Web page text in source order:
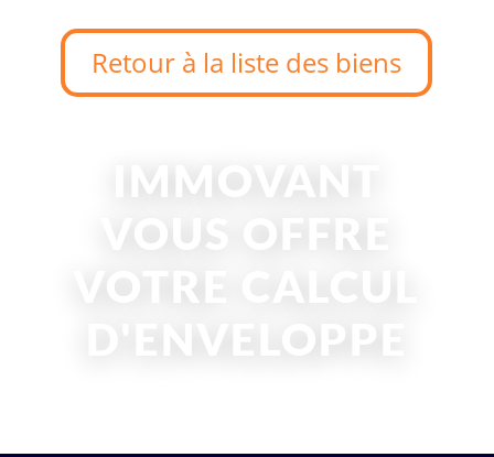
Retour à la liste des biens
IMMOVANT
VOUS OFFRE
VOTRE CALCUL